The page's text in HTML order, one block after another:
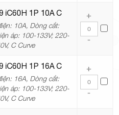
iC60H 1P 10A C
10A, Dòng cắt:
áp: 100-133V; 220-
C Curve
+
-
iC60H 1P 16A C
16A, Dòng cắt:
áp: 100-133V; 220-
C Curve
+
-